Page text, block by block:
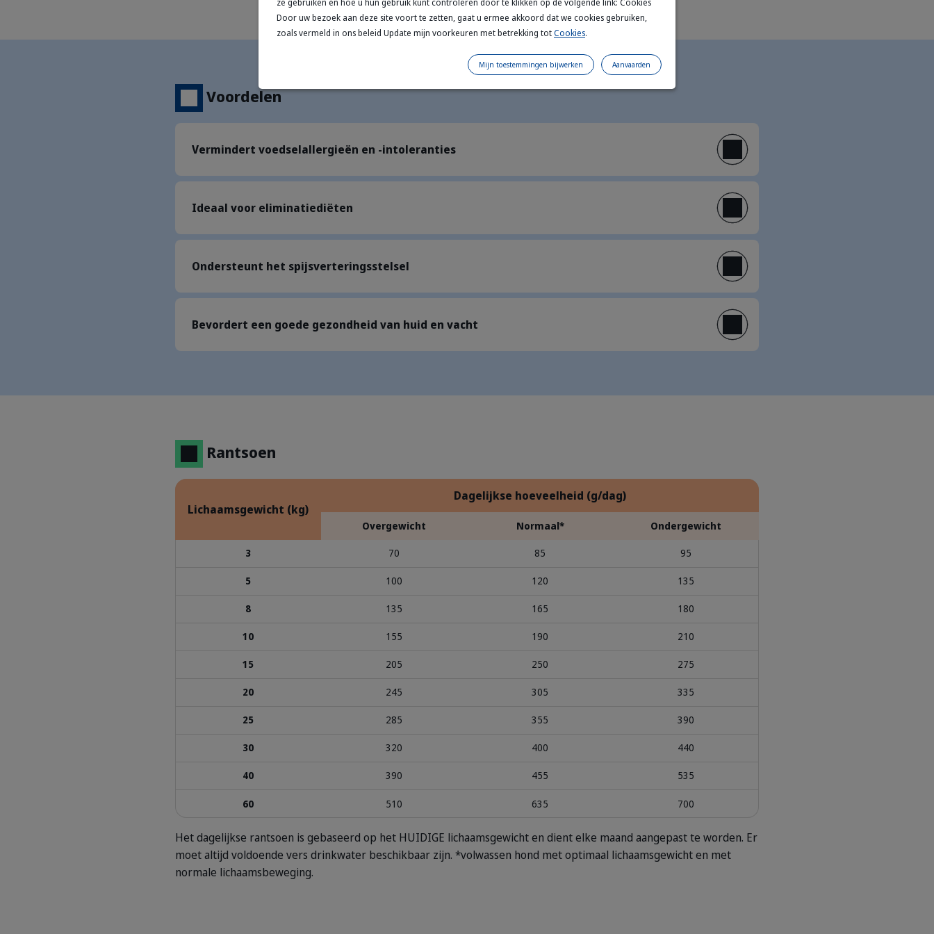
Voordelen
Vermindert voedselallergieën en -intoleranties
Ideaal voor eliminatiediëten
Ondersteunt het spijsverteringsstelsel
Bevordert een goede gezondheid van huid en vacht
Rantsoen
Lichaamsgewicht (kg)
Dagelijkse hoeveelheid (g/dag)
Overgewicht Normaal* Ondergewicht
3 70 85 95
5 100 120 135
8 135 165 180
10 155 190 210
15 205 250 275
20 245 305 335
25 285 355 390
30 320 400 440
40 390 455 535
60 510 635 700
Het dagelijkse rantsoen is gebaseerd op het HUIDIGE lichaamsgewicht en dient elke maand aangepast te worden. Er
moet altijd voldoende vers drinkwater beschikbaar zijn. *volwassen hond met optimaal lichaamsgewicht en met
normale lichaamsbeweging.
ze gebruiken en hoe u hun gebruik kunt controleren door te klikken op de volgende link: Cookies
Door uw bezoek aan deze site voort te zetten, gaat u ermee akkoord dat we cookies gebruiken,
zoals vermeld in ons beleid Update mijn voorkeuren met betrekking totCookies.
Aanvaarden
Mijn toestemmingen bijwerken